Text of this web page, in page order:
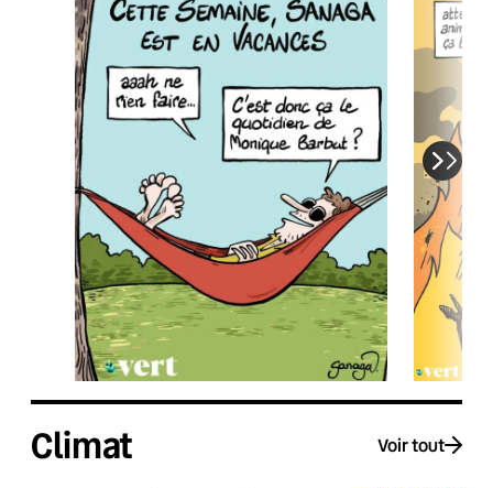
Climat Voir tout